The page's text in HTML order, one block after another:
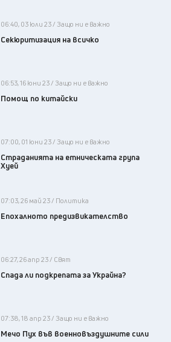
06:40, 03 юли 23 / Защо ни е важно
Секюритизация на всичко
06:53, 16 юни 23 / Защо ни е важно
Помощ по китайски
07:00, 01 юни 23 / Защо ни е важно
Страданията на етническата група
Хуей
07:03, 26 май 23 / Политика
Епохалното предизвикателство
06:27, 26 апр 23 / Свят
Спада ли подкрепата за Украйна?
07:38, 18 апр 23 / Защо ни е важно
Мечо Пух във военновъздушните сили